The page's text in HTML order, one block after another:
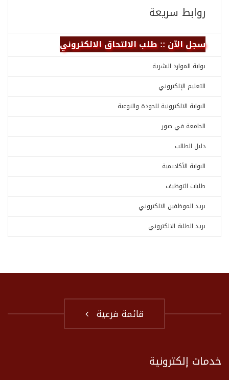
روابط سريعة
سجل الآن :: طلب الالتحاق الالكتروني
بوابة الموارد البشرية
التعليم الإلكتروني
البوابة الالكترونية للجودة والنوعية
الجامعة في صور
دليل الطالب
البوابة الأكاديمية
طلبات التوظيف
بريد الموظفين الالكتروني
بريد الطلبة الالكتروني
قائمة فرعية
خدمات إلكترونية